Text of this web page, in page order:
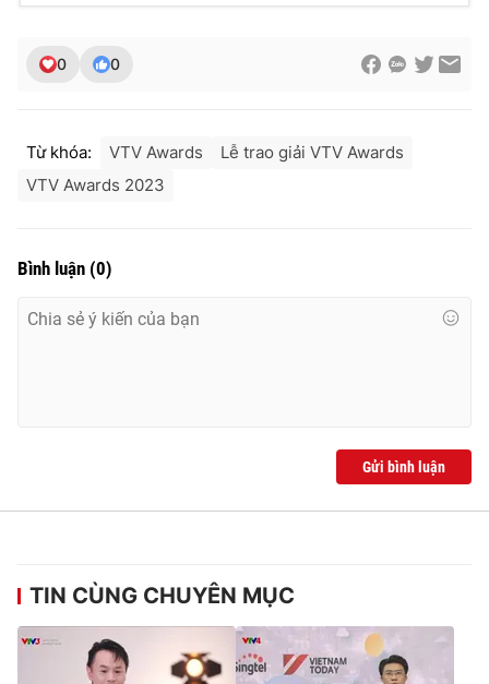
0 0
Từ khóa: VTV Awards
Lễ trao giải VTV Awards
VTV Awards 2023
Bình luận (0)
Gửi bình luận
TIN CÙNG CHUYÊN MỤC